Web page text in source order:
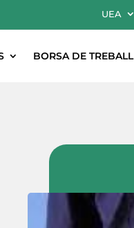
UEA
BORSA DE TREBALL